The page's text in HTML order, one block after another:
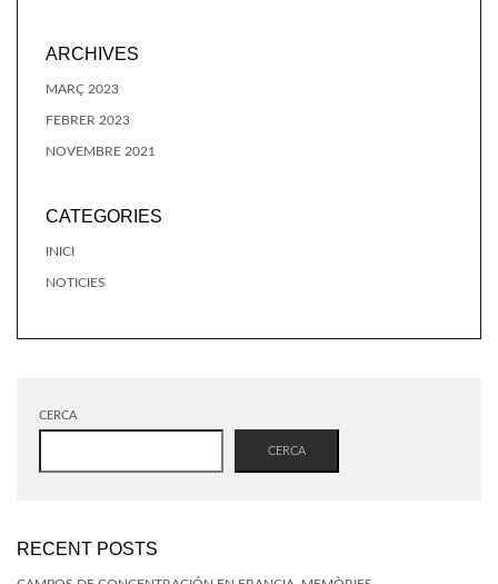
ARCHIVES
MARÇ 2023
FEBRER 2023
NOVEMBRE 2021
CATEGORIES
INICI
NOTICIES
CERCA
CERCA
RECENT POSTS